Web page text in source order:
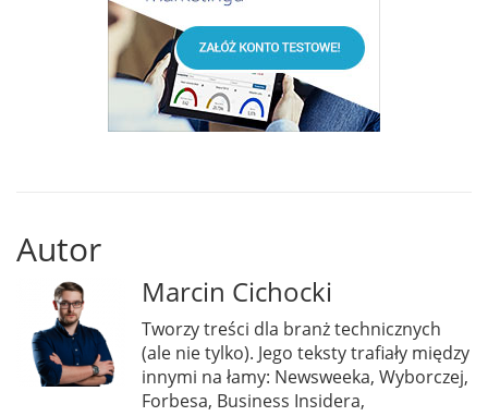
Autor
Marcin Cichocki
Tworzy treści dla branż technicznych
(ale nie tylko). Jego teksty trafiały między
innymi na łamy: Newsweeka, Wyborczej,
Forbesa, Business Insidera,